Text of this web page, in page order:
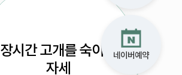
장시간 고개를 숙이는
자세
네이버예약